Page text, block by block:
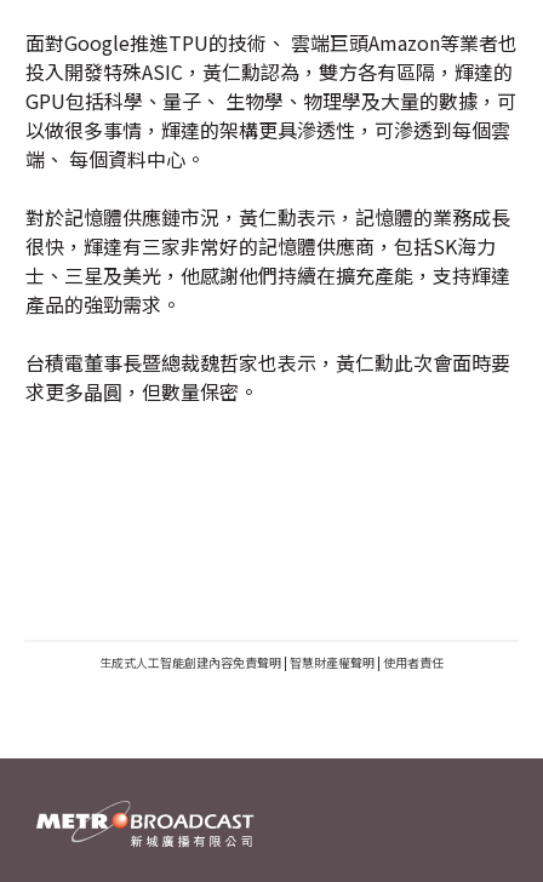
面對Google推進TPU的技術、 雲端巨頭Amazon等業者也
投入開發特殊ASIC，黃仁勳認為，雙方各有區隔，輝達的
GPU包括科學、量子、 生物學、物理學及大量的數據，可
以做很多事情，輝達的架構更具滲透性，可滲透到每個雲
端、 每個資料中心。
對於記憶體供應鏈市況，黃仁勳表示，記憶體的業務成長
很快，輝達有三家非常好的記憶體供應商，包括SK海力
士、三星及美光，他感謝他們持續在擴充產能，支持輝達
產品的強勁需求。
台積電董事長暨總裁魏哲家也表示，黃仁勳此次會面時要
求更多晶圓，但數量保密。
生成式人工智能創建內容免責聲明 | 智慧財產權聲明 | 使用者責任